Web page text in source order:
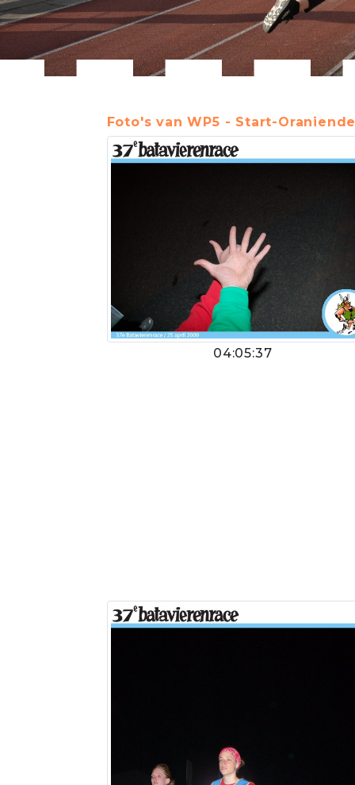
Foto's van WP5 - Start-
04:05:37